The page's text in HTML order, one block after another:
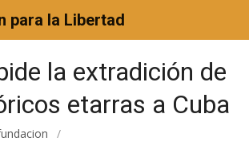
para la Libertad
la extradición de
etarras a Cuba
/